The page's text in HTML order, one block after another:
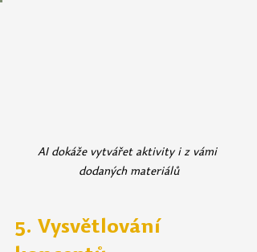
AI dokáže vytvářet aktivity i z vámi
dodaných materiálů
5. Vysvětlování